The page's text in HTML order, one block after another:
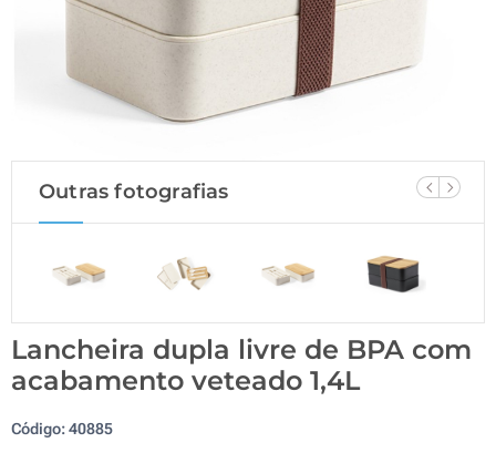
Outras fotografias
Lancheira dupla livre de BPA com
acabamento veteado 1,4L
Código:40885